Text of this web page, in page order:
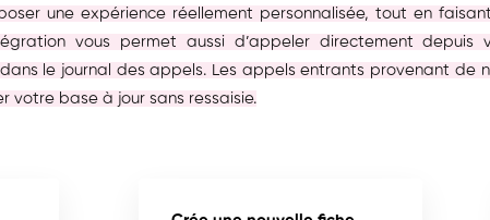
une expérience réellement personnalisée, tout en
vous permet aussi d’appeler directement
le journal des appels. Les appels entrants provenant de
votre base à jour sans ressaisie.